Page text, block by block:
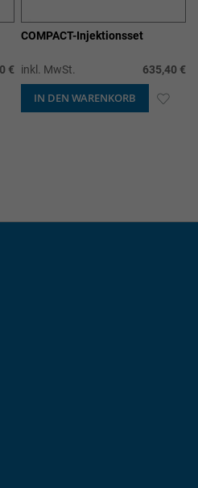
€
COMPACT-Injektionsset
inkl. MwSt. 635,40 €
IN DEN WARENKORB ZUR